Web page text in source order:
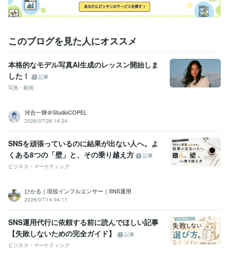
このブログを見た人にオススメ
本格的なモデル写真AI生成のレッスン開始しま
した！
記事
写真・動画
河合一輝＠StudioCOPEL
2026/07/28 14:24
SNSを頑張っているのに結果が出ない人へ。よ
くある8つの「壁」と、その乗り越え方
記事
ビジネス・マーケティング
ひかる｜現役インフルエンサー｜SNS運用
2026/07/14 04:11
SNS運用代行に依頼する前に読んでほしい記事
【失敗しないための完全ガイド】
記事
ビジネス・マーケティング